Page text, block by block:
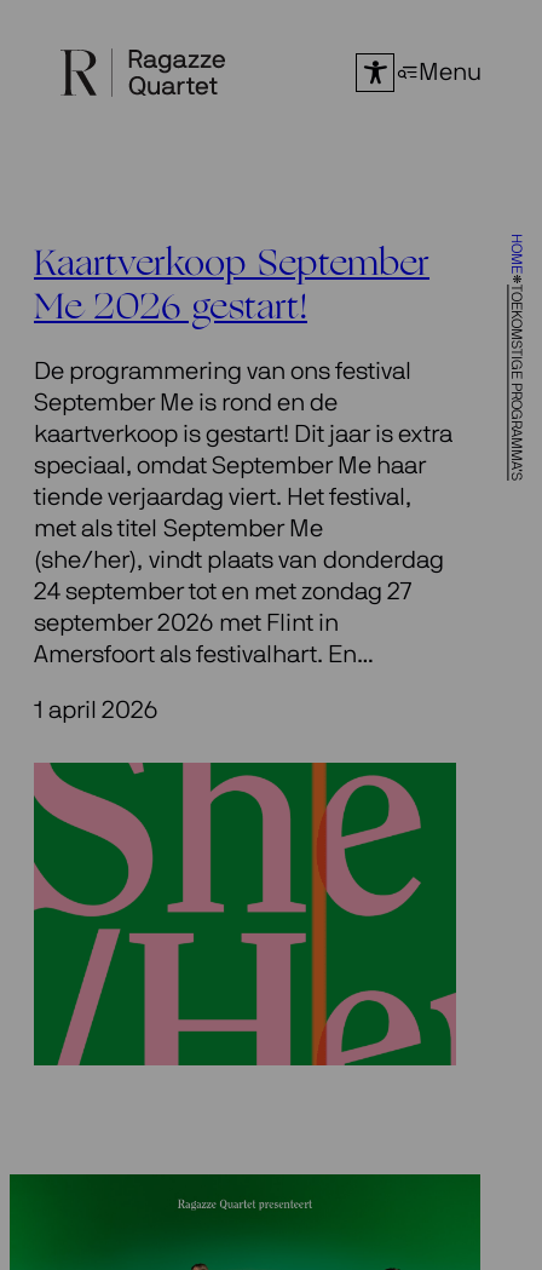
HOME
TOEKOMSTIGE PROGRAMMA’S
Menu
Kaartverkoop September
Me 2026 gestart!
De programmering van ons festival
September Me is rond en de
kaartverkoop is gestart! Dit jaar is extra
speciaal, omdat September Me haar
tiende verjaardag viert. Het festival,
met als titel September Me
(she/her), vindt plaats van donderdag
24 september tot en met zondag 27
september 2026 met Flint in
Amersfoort als festivalhart. En…
1 april 2026